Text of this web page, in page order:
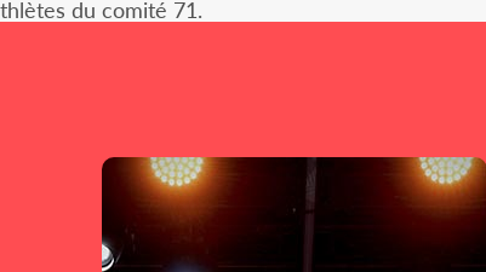
du comité 71.